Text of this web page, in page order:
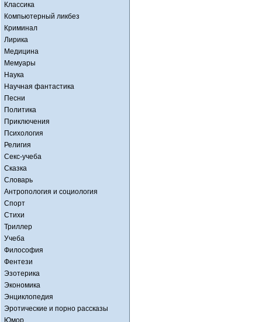
Классика
Компьютерный ликбез
Криминал
Лирика
Медицина
Мемуары
Наука
Научная фантастика
Песни
Политика
Приключения
Психология
Религия
Секс-учеба
Сказка
Словарь
Антропология и социология
Спорт
Стихи
Триллер
Учеба
Философия
Фентези
Эзотерика
Экономика
Энциклопедия
Эротические и порно рассказы
Юмор